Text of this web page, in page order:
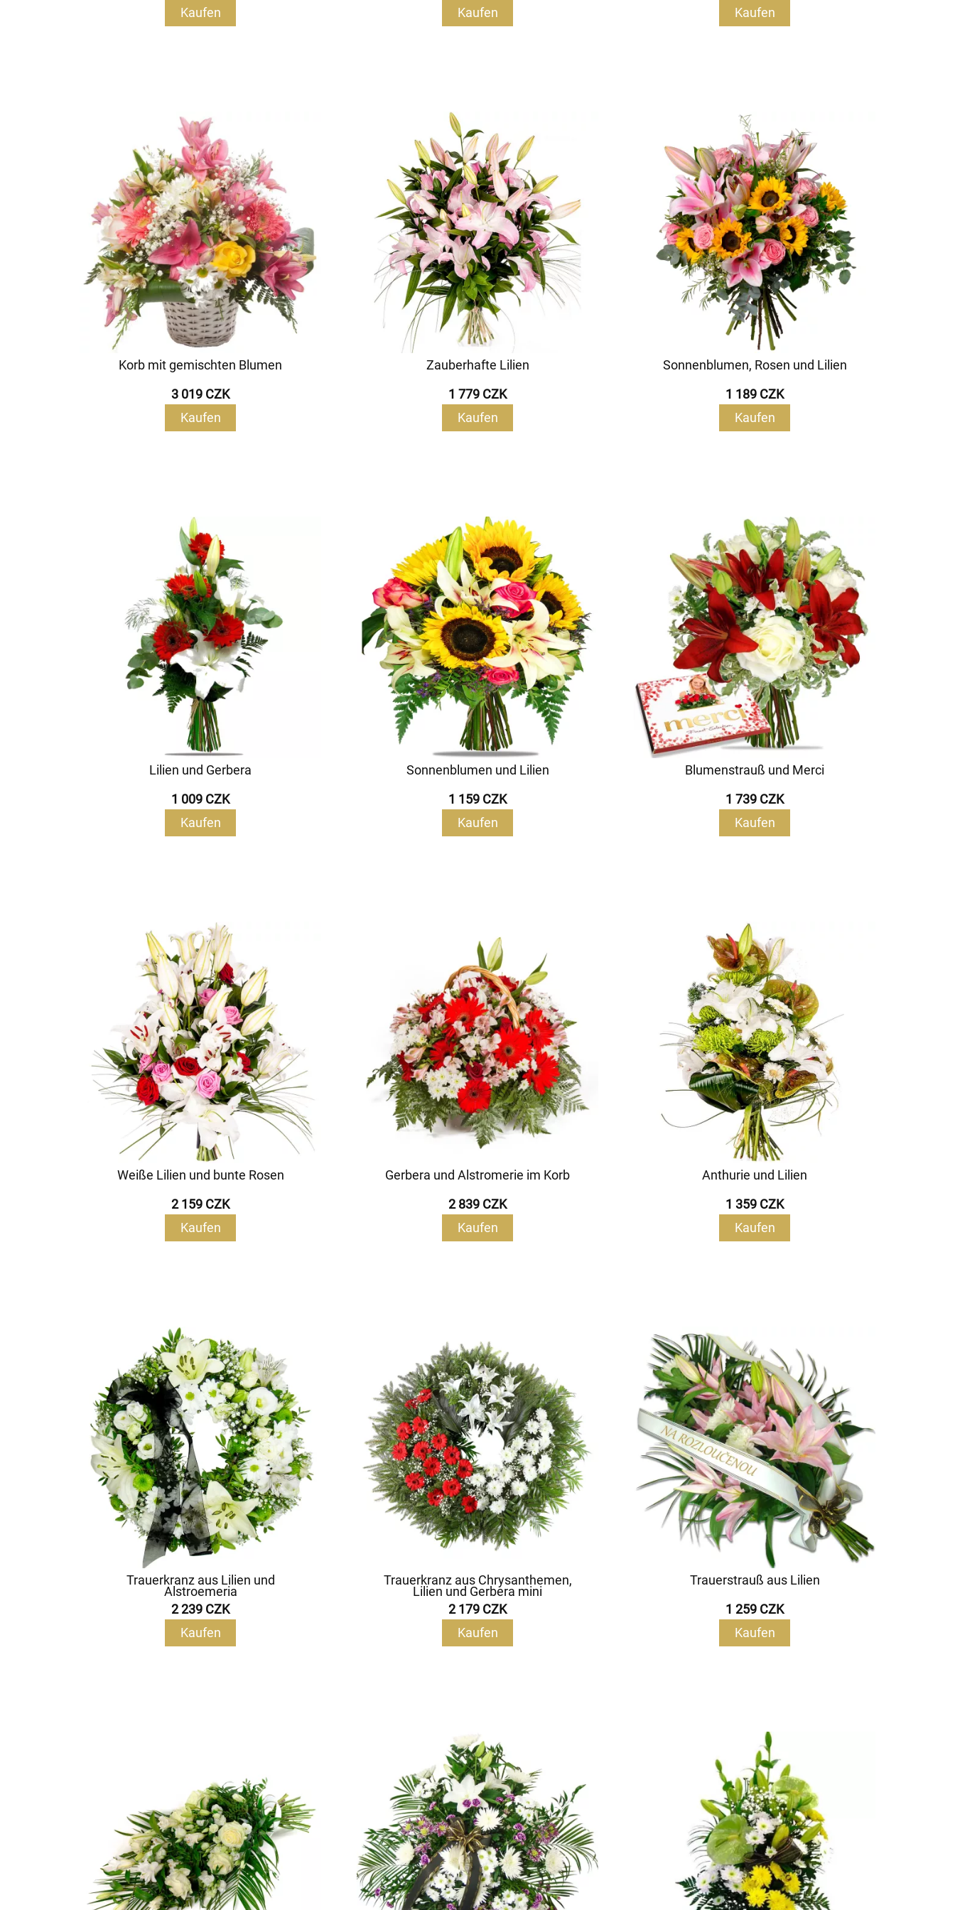
Kaufen Kaufen Kaufen
Korb mit gemischten Blumen
3 019 CZK
Kaufen
Zauberhafte Lilien
1 779 CZK
Kaufen
Sonnenblumen, Rosen und Lilien
1 189 CZK
Kaufen
Lilien und Gerbera
1 009 CZK
Kaufen
Sonnenblumen und Lilien
1 159 CZK
Kaufen
Blumenstrauß und Merci
1 739 CZK
Kaufen
Weiße Lilien und bunte Rosen
2 159 CZK
Kaufen
Gerbera und Alstromerie im Korb
2 839 CZK
Kaufen
Anthurie und Lilien
1 359 CZK
Kaufen
Trauerkranz aus Lilien und
Alstroemeria
2 239 CZK
Kaufen
Trauerkranz aus Chrysanthemen,
Lilien und Gerbera mini
2 179 CZK
Kaufen
Trauerstrauß aus Lilien
1 259 CZK
Kaufen